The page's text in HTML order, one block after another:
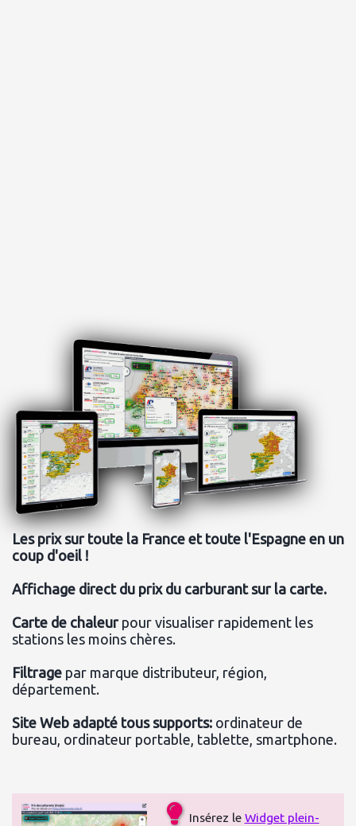
Les prix sur toute la France et toute l'Espagne en un
coup d'oeil !
Affichage direct du prix du carburant sur la carte.
Carte de chaleur pour visualiser rapidement les
stations les moins chères.
Filtrage par marque distributeur, région,
département.
Site Web adapté tous supports: ordinateur de
bureau, ordinateur portable, tablette, smartphone.
Insérez le Widget plein-